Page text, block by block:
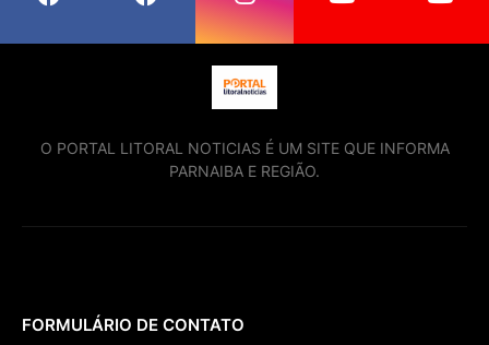
O PORTAL LITORAL NOTICIAS É UM SITE QUE INFORMA
PARNAIBA E REGIÃO.
FORMULÁRIO DE CONTATO